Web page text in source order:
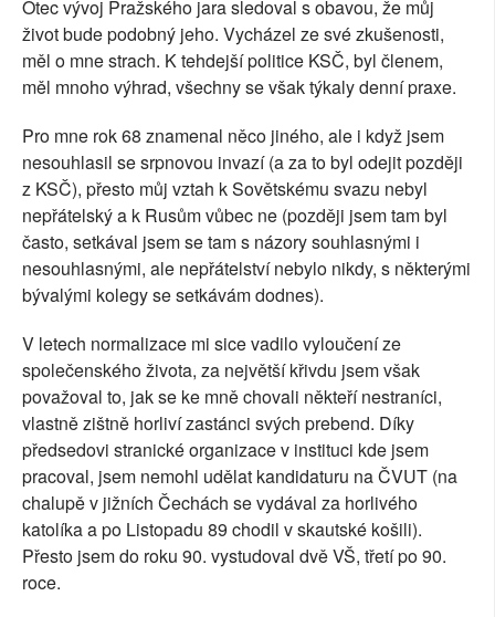
Otec vývoj Pražského jara sledoval s obavou, že můj
život bude podobný jeho. Vycházel ze své zkušenosti,
měl o mne strach. K tehdejší politice KSČ, byl členem,
měl mnoho výhrad, všechny se však týkaly denní praxe.
Pro mne rok 68 znamenal něco jiného, ale i když jsem
nesouhlasil se srpnovou invazí (a za to byl odejit později
z KSČ), přesto můj vztah k Sovětskému svazu nebyl
nepřátelský a k Rusům vůbec ne (později jsem tam byl
často, setkával jsem se tam s názory souhlasnými i
nesouhlasnými, ale nepřátelství nebylo nikdy, s některými
bývalými kolegy se setkávám dodnes).
V letech normalizace mi sice vadilo vyloučení ze
společenského života, za největší křivdu jsem však
považoval to, jak se ke mně chovali někteří nestraníci,
vlastně zištně horliví zastánci svých prebend. Díky
předsedovi stranické organizace v instituci kde jsem
pracoval, jsem nemohl udělat kandidaturu na ČVUT (na
chalupě v jižních Čechách se vydával za horlivého
katolíka a po Listopadu 89 chodil v skautské košili).
Přesto jsem do roku 90. vystudoval dvě VŠ, třetí po 90.
roce.